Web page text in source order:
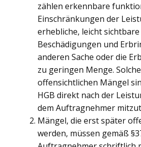
zählen erkennbare
Einschränkungen der
erhebliche, leicht sichtbare
Beschädigungen und
anderen Sache oder die
zu geringen Menge. Solche
offensichtlichen Mängel
HGB direkt nach der
dem Auftragnehmer
Mängel, die erst später
werden, müssen gemäß